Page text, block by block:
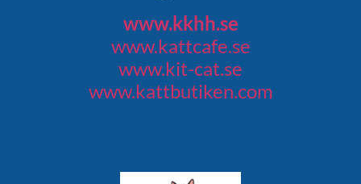
www.kkhh.se
www.kattcafe.se
www.kit-cat.se
www.kattbutiken.com